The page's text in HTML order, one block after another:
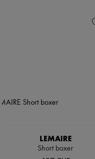
LEMAIRE
Short boxer